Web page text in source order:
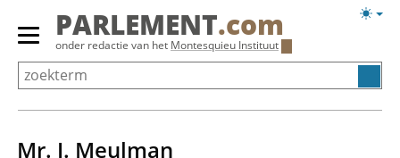
Overslaan
Primair
menu
tonen/verbergen
PARLEMENT.com
onder redactie van het Montesquieu Instituut
Mr. J. Meulman